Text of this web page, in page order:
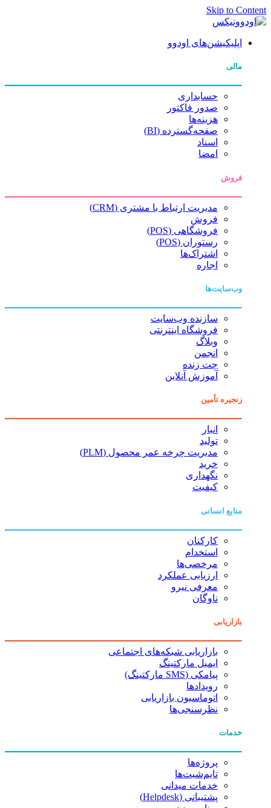
Skip to Content
اپلیکیشن‌های اودوو
مالی
حسابداری
صدور فاکتور
هزینه‌ها
صفحه‌گسترده (BI)
اسناد
امضا
فروش
مدیریت ارتباط با مشتری (CRM)
فروش
فروشگاهی (POS)
رستوران (POS)
اشتراک‌ها
اجاره
وب‌سایت‌ها
سازنده وب‌سایت
فروشگاه اینترنتی
وبلاگ
انجمن
چت زنده
آموزش آنلاین
زنجیره تأمین
انبار
تولید
مدیریت چرخه عمر محصول (PLM)
خرید
نگهداری
کیفیت
منابع انسانی
کارکنان
استخدام
مرخصی‌ها
ارزیابی عملکرد
معرفی نیرو
ناوگان
بازاریابی
بازاریابی شبکه‌های اجتماعی
ایمیل مارکتینگ
پیامکی (SMS مارکتینگ)
رویدادها
اتوماسیون بازاریابی
نظرسنجی‌ها
خدمات
پروژه‌ها
تایم‌شیت‌ها
خدمات میدانی
پشتیبانی (Helpdesk)